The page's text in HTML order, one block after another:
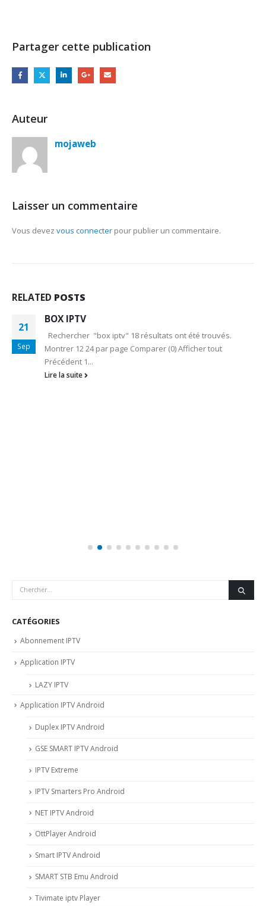
Partager cette publication
Auteur
mojaweb
Laisser un commentaire
Vous devez vous connecter pour publier un commentaire.
RELATED POSTS
21
Sep
BOX IPTV
Rechercher "box iptv" 18 résultats ont été trouvés.
Montrer 12 24 par page Comparer (0) Afficher tout
Précédent 1...
Lire la suite
CATÉGORIES
Abonnement IPTV
Application IPTV
LAZY IPTV
Application IPTV Android
Duplex IPTV Android
GSE SMART IPTV Android
IPTV Extreme
IPTV Smarters Pro Android
NET IPTV Android
OttPlayer Android
Smart IPTV Android
SMART STB Emu Android
Tivimate iptv Player